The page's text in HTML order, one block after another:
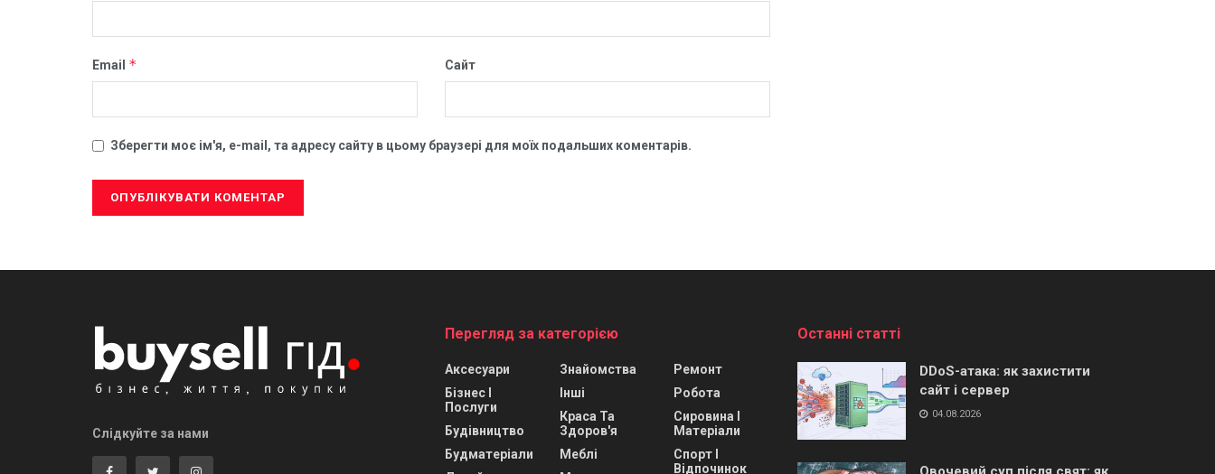
Email * Сайт
Зберегти моє ім'я, e-mail, та адресу сайту в цьому браузері для моїх подальших коментарів.
Слідкуйте за нами
Перегляд за категорією
Аксесуари
Бізнес І
Послуги
Будівництво
Будматеріали
Знайомства
Інші
Краса Та
Здоров'я
Меблі
Ремонт
Робота
Сировина І
Матеріали
Спорт І
Відпочинок
Останні статті
DDoS-атака: як захистити
сайт і сервер
04.08.2026